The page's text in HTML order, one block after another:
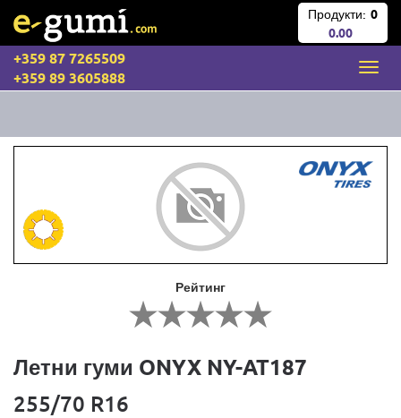
Продукти: 0
0.00
+359 87 7265509
+359 89 3605888
Рейтинг
Летни гуми ONYX NY-AT187
255/70 R16